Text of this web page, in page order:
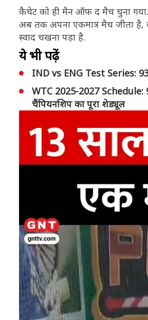
कैचेट को ही मैन ऑफ द मैच चुना गया.
अब तक अपना एकमात्र मैच जीता है,
स्वाद चखना पड़ा है.
ये भी पढ़ें
IND vs ENG Test Series: 93
WTC 2025-2027 Schedule:
चैंपियनशिप का पूरा शेड्यूल